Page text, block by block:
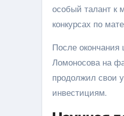
особый талант к
конкурсах по
После
Ломоносова на
продолжил свои
инвестициям.